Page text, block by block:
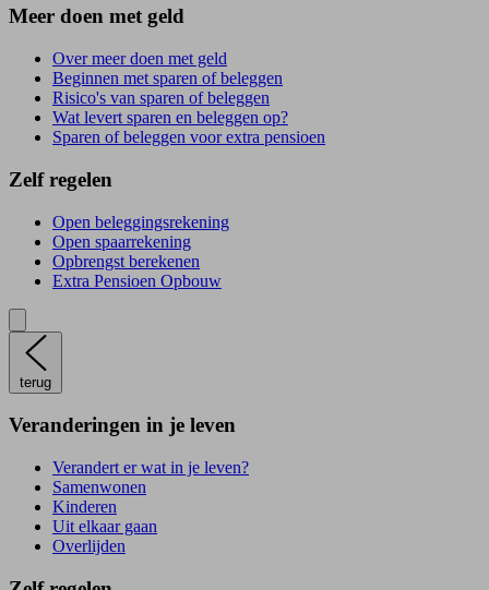
Meer doen met geld
Over meer doen met geld
Beginnen met sparen of beleggen
Risico's van sparen of beleggen
Wat levert sparen en beleggen op?
Sparen of beleggen voor extra pensioen
Zelf regelen
Open beleggingsrekening
Open spaarrekening
Opbrengst berekenen
Extra Pensioen Opbouw
terug
Veranderingen in je leven
Verandert er wat in je leven?
Samenwonen
Kinderen
Uit elkaar gaan
Overlijden